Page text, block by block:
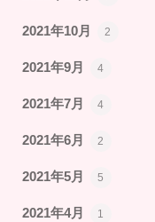
2021年10月 2
2021年9月 4
2021年7月 4
2021年6月 2
2021年5月 5
2021年4月 1